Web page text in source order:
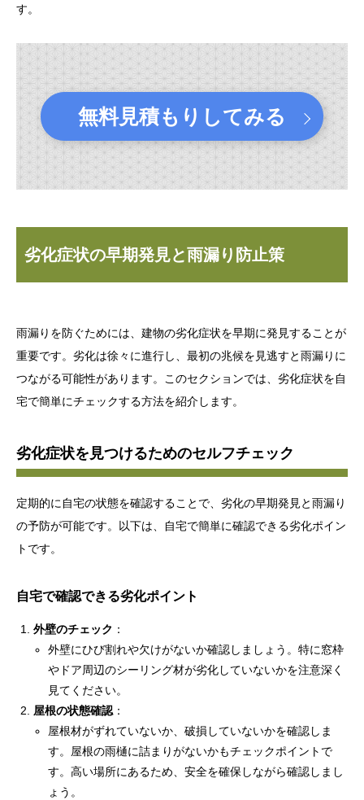
す。
無料見積もりしてみる
劣化症状の早期発見と雨漏り防止策
雨漏りを防ぐためには、建物の劣化症状を早期に発見することが
重要です。劣化は徐々に進行し、最初の兆候を見逃すと雨漏りに
つながる可能性があります。このセクションでは、劣化症状を自
宅で簡単にチェックする方法を紹介します。
劣化症状を見つけるためのセルフチェック
定期的に自宅の状態を確認することで、劣化の早期発見と雨漏り
の予防が可能です。以下は、自宅で簡単に確認できる劣化ポイン
トです。
自宅で確認できる劣化ポイント
外壁のチェック ：
外壁にひび割れや欠けがないか確認しましょう。特に窓枠
やドア周辺のシーリング材が劣化していないかを注意深く
見てください。
屋根の状態確認：
屋根材がずれていないか、破損していないかを確認しま
す。屋根の雨樋に詰まりがないかもチェックポイントで
す。高い場所にあるため、安全を確保しながら確認しまし
ょう。